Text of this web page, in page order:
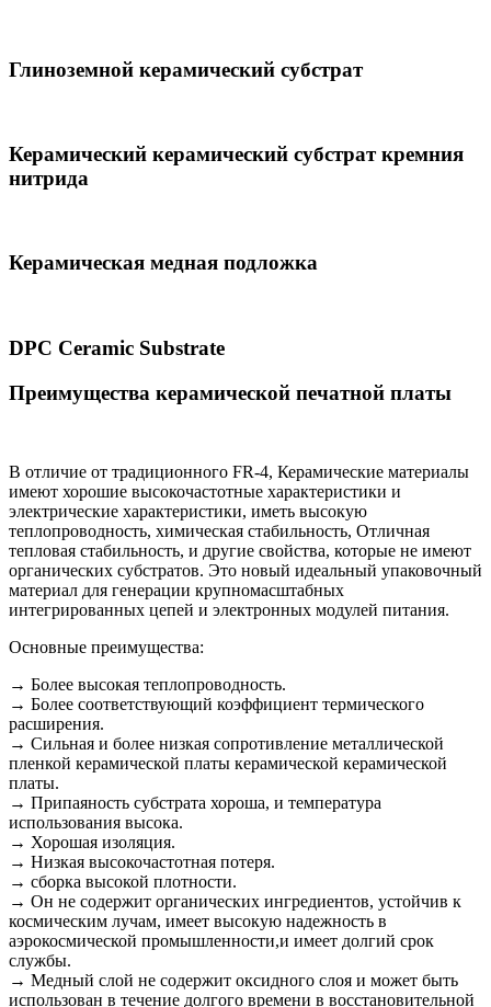
Глиноземной керамический субстрат
Керамический керамический субстрат кремния
нитрида
Керамическая медная подложка
DPC Ceramic Substrate
Преимущества керамической печатной платы
В отличие от традиционного FR-4, Керамические материалы
имеют хорошие высокочастотные характеристики и
электрические характеристики, иметь высокую
теплопроводность, химическая стабильность, Отличная
тепловая стабильность, и другие свойства, которые не имеют
органических субстратов. Это новый идеальный упаковочный
материал для генерации крупномасштабных
интегрированных цепей и электронных модулей питания.
Основные преимущества:
→ Более высокая теплопроводность.
→ Более соответствующий коэффициент термического
расширения.
→ Сильная и более низкая сопротивление металлической
пленкой керамической платы керамической керамической
платы.
→ Припаяность субстрата хороша, и температура
использования высока.
→ Хорошая изоляция.
→ Низкая высокочастотная потеря.
→ сборка высокой плотности.
→ Он не содержит органических ингредиентов, устойчив к
космическим лучам, имеет высокую надежность в
аэрокосмической промышленности,и имеет долгий срок
службы.
→ Медный слой не содержит оксидного слоя и может быть
использован в течение долгого времени в восстановительной